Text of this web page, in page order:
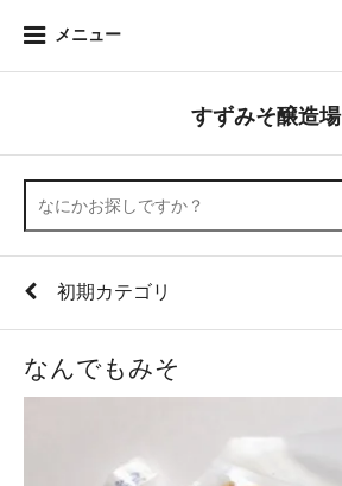
メニュー
すずみそ醸造場
初期カテゴリ
なんでもみそ